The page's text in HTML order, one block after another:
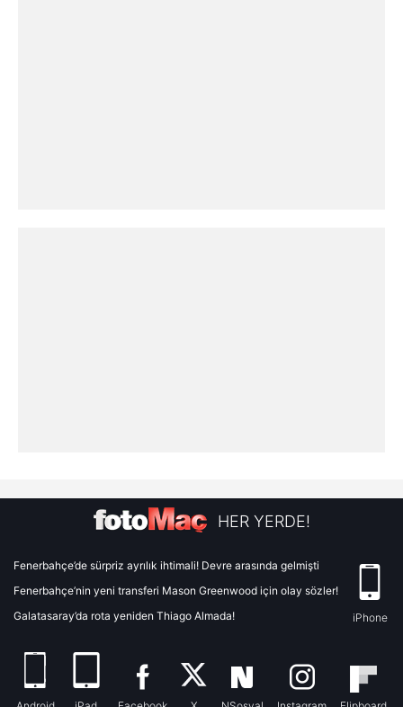
HER YERDE!
Fenerbahçe’de sürpriz ayrılık ihtimali! Devre arasında gelmişti
Fenerbahçe’nin yeni transferi Mason Greenwood için olay sözler!
Galatasaray’da rota yeniden Thiago Almada!
iPhone